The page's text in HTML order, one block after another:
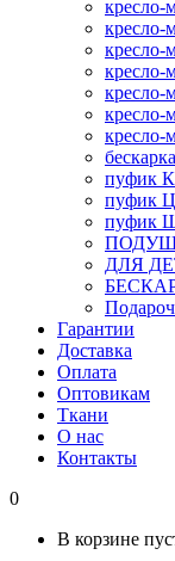
пуфик
пуфик
пуфик
ДЛЯ
Гарантии
Доставка
Оплата
Оптовикам
Ткани
О нас
Контакты
0
В корзине